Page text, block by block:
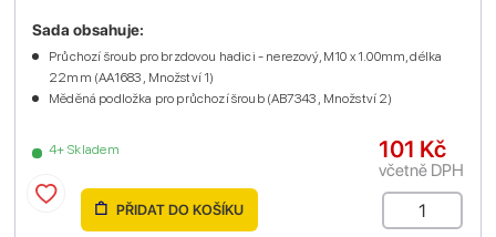
4+ Skladem
Sada obsahuje:
Průchozí šroub pro brzdovou hadici - nerezový, M10 x 1.00mm, délka
22mm (AA1683 , Množství 1)
Měděná podložka pro průchozí šroub (AB7343 , Množství 2)
101 Kč
včetně DPH
PŘIDAT DO KOŠÍKU